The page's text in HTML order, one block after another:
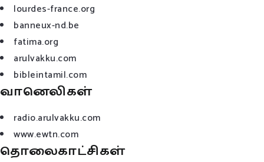
lourdes-france.org
banneux-nd.be
fatima.org
arulvakku.com
bibleintamil.com
வானெலிகள்
radio.arulvakku.com
www.ewtn.com
தொலைகாட்சிகள்